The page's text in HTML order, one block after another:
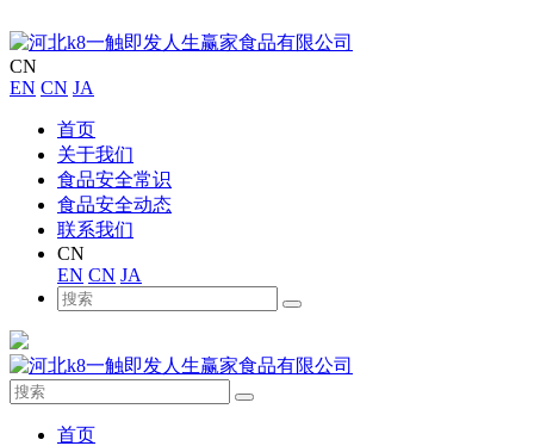
CN
EN CN JA
首页
关于我们
食品安全常识
食品安全动态
联系我们
CN
EN CN JA
首页